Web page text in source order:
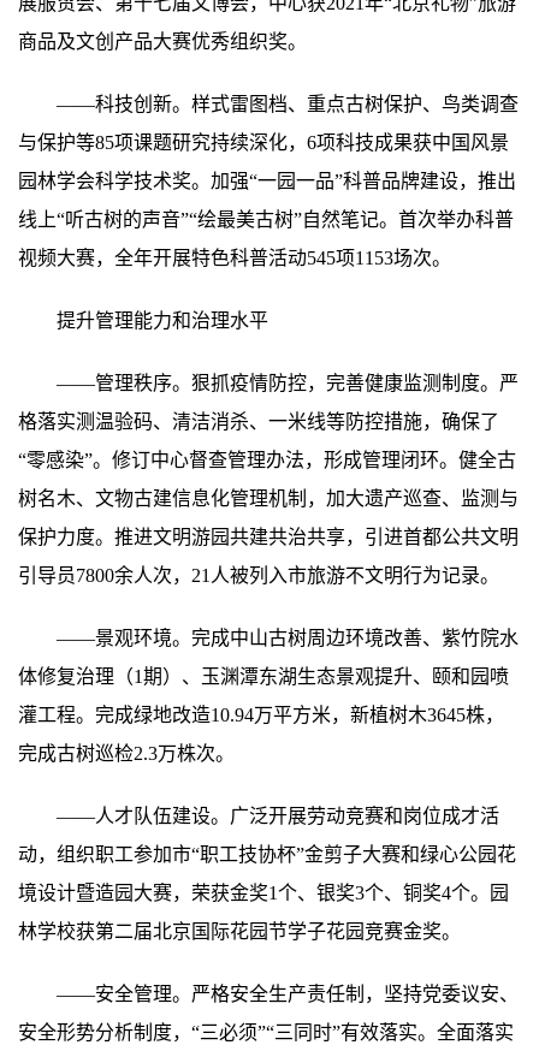
商品及文创产品大赛优秀组织奖。
——科技创新。样式雷图档、重点古树保护、鸟类调查
与保护等85项课题研究持续深化，6项科技成果获中国风景
园林学会科学技术奖。加强“一园一品”科普品牌建设，推出
线上“听古树的声音”“绘最美古树”自然笔记。首次举办科普
视频大赛，全年开展特色科普活动545项1153场次。
提升管理能力和治理水平
——管理秩序。狠抓疫情防控，完善健康监测制度。严
格落实测温验码、清洁消杀、一米线等防控措施，确保了
“零感染”。修订中心督查管理办法，形成管理闭环。健全古
树名木、文物古建信息化管理机制，加大遗产巡查、监测与
保护力度。推进文明游园共建共治共享，引进首都公共文明
引导员7800余人次，21人被列入市旅游不文明行为记录。
——景观环境。完成中山古树周边环境改善、紫竹院水
体修复治理（1期）、玉渊潭东湖生态景观提升、颐和园喷
灌工程。完成绿地改造10.94万平方米，新植树木3645株，
完成古树巡检2.3万株次。
——人才队伍建设。广泛开展劳动竞赛和岗位成才活
动，组织职工参加市“职工技协杯”金剪子大赛和绿心公园花
境设计暨造园大赛，荣获金奖1个、银奖3个、铜奖4个。园
林学校获第二届北京国际花园节学子花园竞赛金奖。
——安全管理。严格安全生产责任制，坚持党委议安、
安全形势分析制度，“三必须”“三同时”有效落实。全面落实